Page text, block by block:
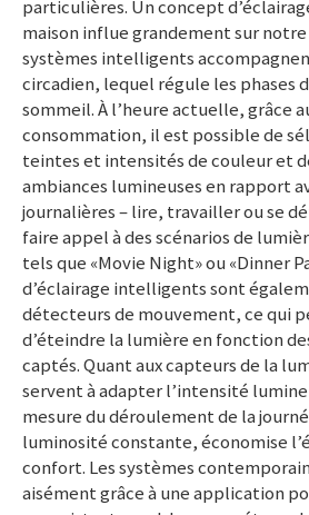
particulières. Un concept
maison influe grandement sur
systèmes intelligents
circadien, lequel régule les phases
sommeil. À l’heure actuelle, grâce
consommation, il est possible de
teintes et intensités de couleur et
ambiances lumineuses en rapport
journalières – lire, travailler ou se
faire appel à des scénarios de
tels que «Movie Night» ou «Dinner
d’éclairage intelligents sont
détecteurs de mouvement, ce qui
d’éteindre la lumière en fonction
captés. Quant aux capteurs de la
servent à adapter l’intensité
mesure du déroulement de la
luminosité constante, économise
confort. Les systèmes
aisément grâce à une application